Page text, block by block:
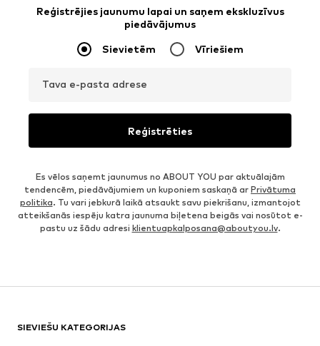
Reģistrējies jaunumu lapai un saņem ekskluzīvus
piedāvājumus
Sievietēm Vīriešiem
Tava e-pasta adrese
Reģistrēties
Es vēlos saņemt jaunumus no ABOUT YOU par aktuālajām
tendencēm, piedāvājumiem un kuponiem saskaņā ar Privātuma
politika. Tu vari jebkurā laikā atsaukt savu piekrišanu, izmantojot
atteikšanās iespēju katra jaunuma biļetena beigās vai nosūtot e-
pastu uz šādu adresi klientuapkalposana@aboutyou.lv.
SIEVIEŠU KATEGORIJAS